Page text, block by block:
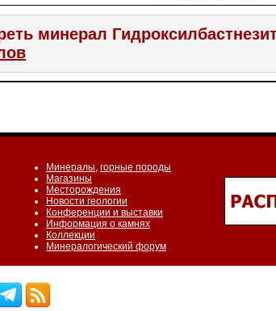
минерал
Минералы, горные породы
Магазины
Месторождения
Новости геологии
Конференции и выставки
Информация о камнях
Коллекции
Минералогический форум